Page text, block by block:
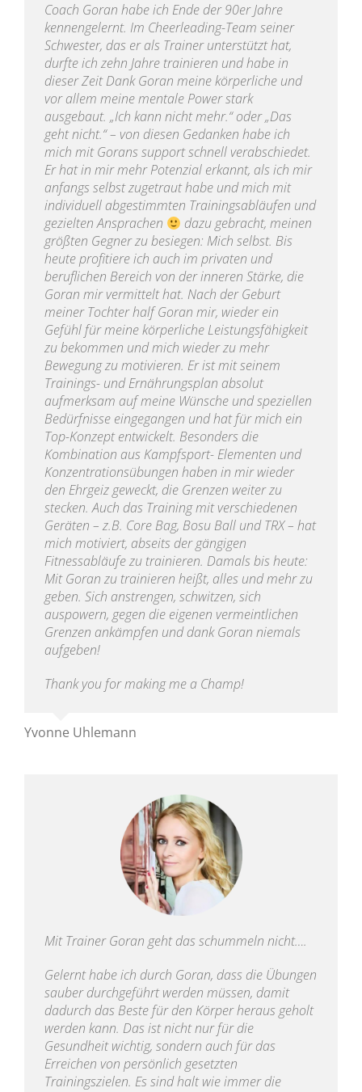
Coach Goran habe ich Ende der 90er Jahre
kennengelernt. Im Cheerleading-Team seiner
Schwester, das er als Trainer unterstützt hat,
durfte ich zehn Jahre trainieren und habe in
dieser Zeit Dank Goran meine körperliche und
vor allem meine mentale Power stark
ausgebaut. „Ich kann nicht mehr.“ oder „Das
geht nicht.“ – von diesen Gedanken habe ich
mich mit Gorans support schnell verabschiedet.
Er hat in mir mehr Potenzial erkannt, als ich mir
anfangs selbst zugetraut habe und mich mit
individuell abgestimmten Trainingsabläufen und
gezielten Ansprachen
dazu gebracht, meinen
größten Gegner zu besiegen: Mich selbst. Bis
heute profitiere ich auch im privaten und
beruflichen Bereich von der inneren Stärke, die
Goran mir vermittelt hat. Nach der Geburt
meiner Tochter half Goran mir, wieder ein
Gefühl für meine körperliche Leistungsfähigkeit
zu bekommen und mich wieder zu mehr
Bewegung zu motivieren. Er ist mit seinem
Trainings- und Ernährungsplan absolut
aufmerksam auf meine Wünsche und speziellen
Bedürfnisse eingegangen und hat für mich ein
Top-Konzept entwickelt. Besonders die
Kombination aus Kampfsport- Elementen und
Konzentrationsübungen haben in mir wieder
den Ehrgeiz geweckt, die Grenzen weiter zu
stecken. Auch das Training mit verschiedenen
Geräten – z.B. Core Bag, Bosu Ball und TRX – hat
mich motiviert, abseits der gängigen
Fitnessabläufe zu trainieren. Damals bis heute:
Mit Goran zu trainieren heißt, alles und mehr zu
geben. Sich anstrengen, schwitzen, sich
auspowern, gegen die eigenen vermeintlichen
Grenzen ankämpfen und dank Goran niemals
aufgeben!
Thank you for making me a Champ!
Yvonne Uhlemann
Mit Trainer Goran geht das schummeln nicht….
Gelernt habe ich durch Goran, dass die Übungen
sauber durchgeführt werden müssen, damit
dadurch das Beste für den Körper heraus geholt
werden kann. Das ist nicht nur für die
Gesundheit wichtig, sondern auch für das
Erreichen von persönlich gesetzten
Trainingszielen. Es sind halt wie immer die